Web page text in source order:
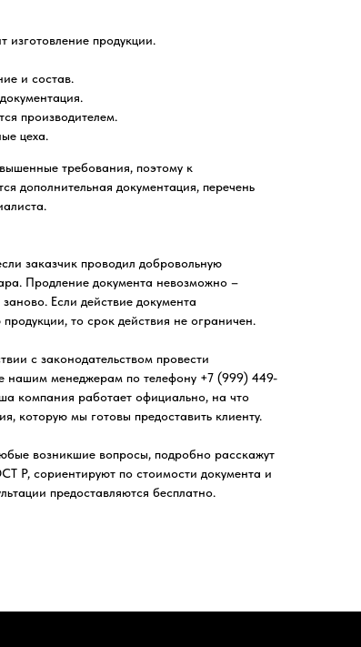
изготовление продукции.
и состав.
производителем.
цеха.
требования, поэтому к
дополнительная документация, перечень
заказчик проводил добровольную
Продление документа невозможно –
Если действие документа
то срок действия не ограничен.
с законодательством провести
нашим менеджерам по телефону +7 (999) 449-
компания работает официально, на что
которую мы готовы предоставить клиенту.
возникшие вопросы, подробно расскажут
Р, сориентируют по стоимости документа и
предоставляются бесплатно.